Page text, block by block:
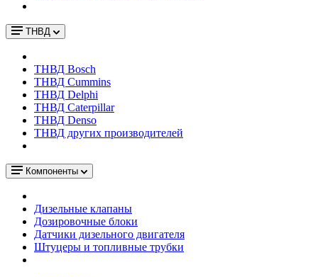
ТНВД
ТНВД Bosch
ТНВД Cummins
ТНВД Delphi
ТНВД Caterpillar
ТНВД Denso
ТНВД других производителей
Компоненты
Дизельные клапаны
Дозировочные блоки
Датчики дизельного двигателя
Штуцеры и топливные трубки